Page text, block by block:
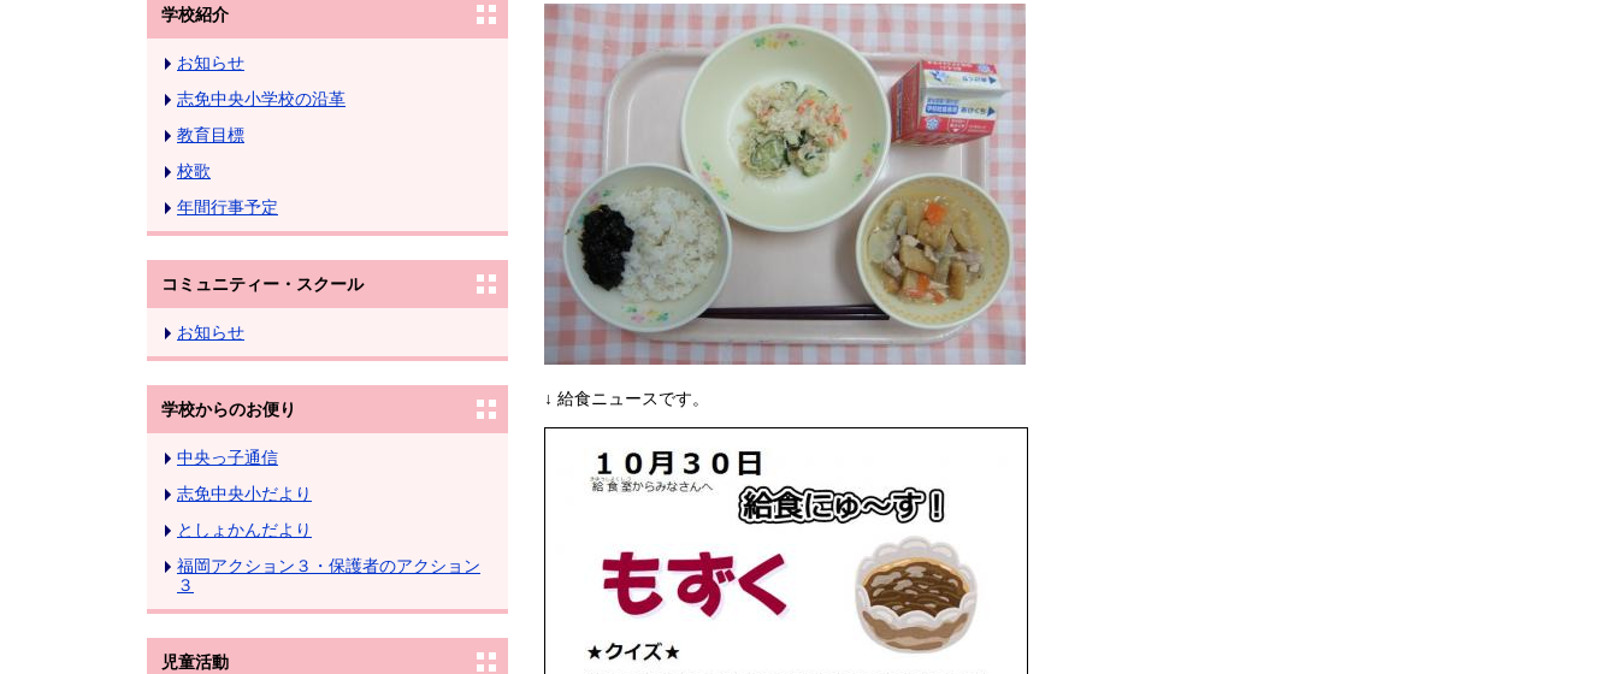
学校紹介
お知らせ
志免中央小学校の沿革
教育目標
校歌
年間行事予定
コミュニティー・スクール
お知らせ
学校からのお便り
中央っ子通信
志免中央小だより
としょかんだより
福岡アクション３・保護者のアクション
３
児童活動
↓ 給食ニュースです。